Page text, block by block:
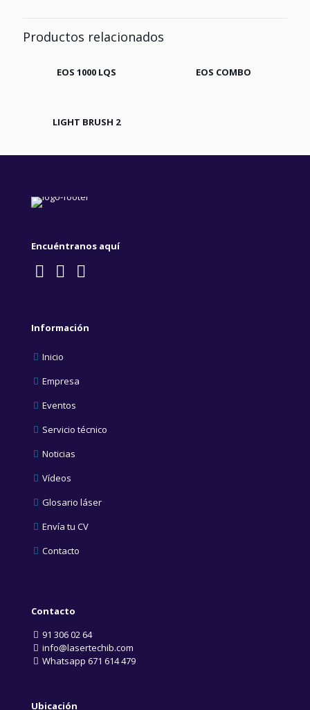
Productos relacionados
EOS 1000 LQS EOS COMBO
LIGHT BRUSH 2
Encuéntranos aquí
Información
Inicio
Empresa
Eventos
Servicio técnico
Noticias
Vídeos
Glosario láser
Envía tu CV
Contacto
Contacto
91 306 02 64
info@lasertechib.com
Whatsapp 671 614 479
Ubicación